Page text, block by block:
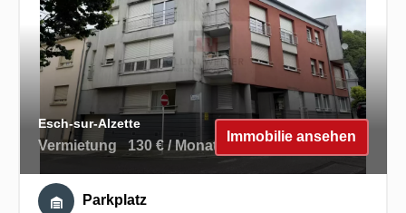
Esch-sur-Alzette
Vermietung 130 € / Monat
Immobilie ansehen
Parkplatz